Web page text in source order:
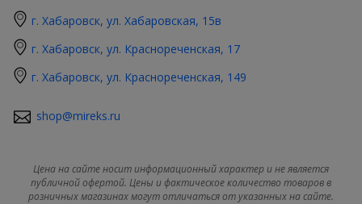
г. Хабаровск, ул. Хабаровская, 15в
г. Хабаровск, ул. Краснореченская, 17
г. Хабаровск, ул. Краснореченская, 149
shop@mireks.ru
Цена на сайте носит информационный характер и не является
публичной офертой. Цены и фактическое количество товаров в
розничных магазинах могут отличаться от указанных на сайте.